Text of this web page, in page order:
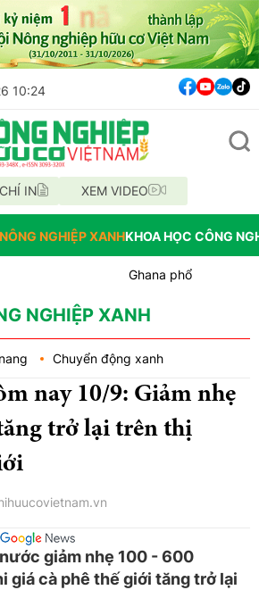
10:24
IN XEM VIDEO
NÔNG NGHIỆP XANHKHOA HỌC CÔNG
Ghana phổ biến kho lạnh
Tp. Huế: Xã Quảng Điền ra
NGHIỆP XANH
Chuyển động xanh
nay 10/9: Giảm nhẹ
trở lại trên thị
giảm nhẹ 100 - 600
giá cà phê thế giới tăng trở lại